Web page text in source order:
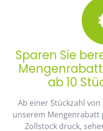
Sparen Sie
ab 10
Ab einer Stückzahl
unserem
Zollstock druck,